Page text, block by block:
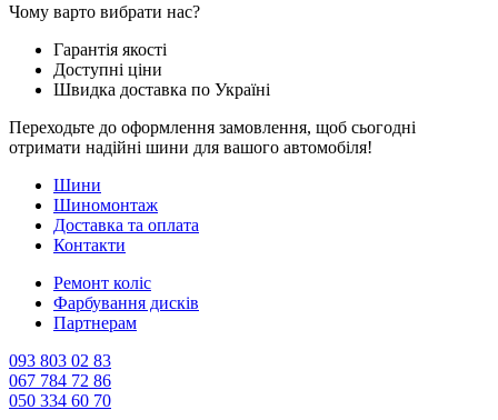
Чому варто вибрати нас?
Гарантія якості
Доступні ціни
Швидка доставка по Україні
Переходьте до оформлення замовлення, щоб сьогодні
отримати надійні шини для вашого автомобіля!
Шини
Шиномонтаж
Доставка та оплата
Контакти
Ремонт коліс
Фарбування дисків
Партнерам
093 803 02 83
067 784 72 86
050 334 60 70